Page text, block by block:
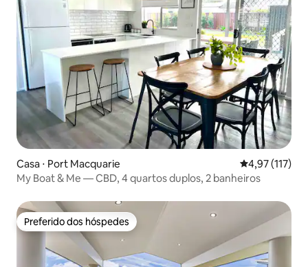
Casa ⋅ Port Macquarie 4,97 de uma
4,97 (117)
My Boat & Me — CBD, 4 quartos duplos, 2 banheiros
Preferido dos hóspedes
Preferido dos hóspedes